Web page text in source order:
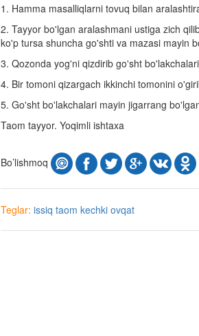
1. Hamma masalliqlarni tovuq bilan
2. Tayyor bo'lgan aralashmani ustiga zich
ko'p tursa shuncha go'shti va mazasi mayin
3. Qozonda yog'ni qizdirib go'sht
4. Bir tomoni qizargach ikkinchi tomonini
5. Go'sht bo'lakchalari mayin jigarrang
Taom tayyor. Yoqimli ishtaxa
Bo’lishmoq
Teglar: issiq taom kechki ovqat